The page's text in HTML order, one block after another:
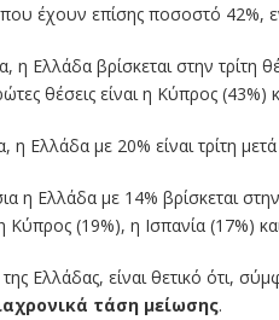
που έχουν επίσης ποσοστό
η Ελλάδα βρίσκεται στην τρίτη
θέσεις είναι η Κύπρος (43%)
Ελλάδα με 20% είναι τρίτη
η Ελλάδα με 14% βρίσκεται στην
Κύπρος (19%), η Ισπανία (17%)
Ελλάδας, είναι θετικό ότι,
τάση μείωσης.